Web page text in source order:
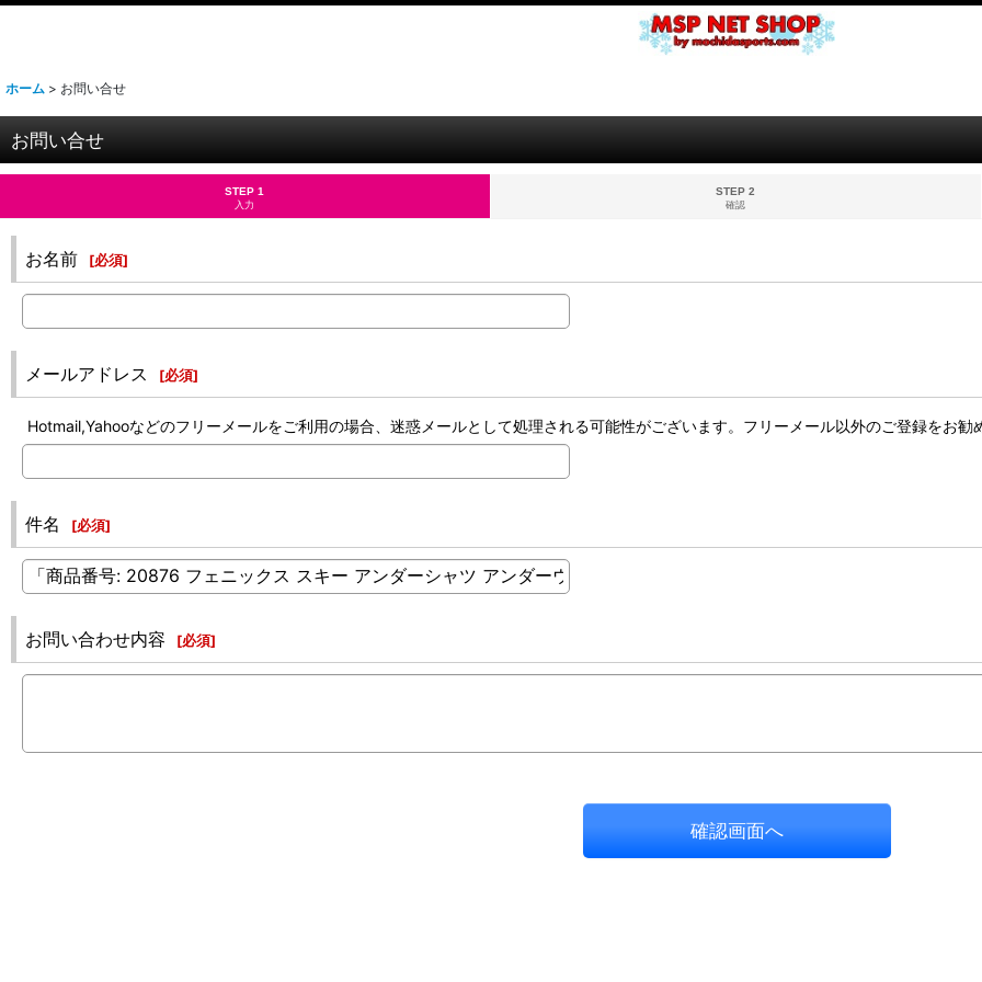
ホーム > お問い合せ
お問い合せ
STEP 1
入力
STEP 2
確認
お名前 [必須]
メールアドレス [必須]
Hotmail,Yahooなどのフリーメールをご利用の場合、迷惑メールとして処理される可能性がございます。フリーメール以外のご登録をお勧
件名 [必須]
お問い合わせ内容 [必須]
確認画面へ